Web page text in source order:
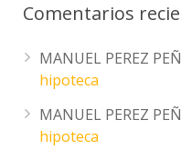
Comentarios
MANUEL PEREZ
hipoteca
MANUEL PEREZ
hipoteca